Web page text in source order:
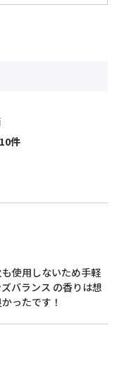
10
使用しないため手軽
バランス の香りは想
ったです！